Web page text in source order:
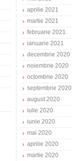
aprilie 2021
martie 2021
februarie 2021
ianuarie 2021
decembrie 2020
noiembrie 2020
octombrie 2020
septembrie 2020
august 2020
iulie 2020
iunie 2020
mai 2020
aprilie 2020
martie 2020